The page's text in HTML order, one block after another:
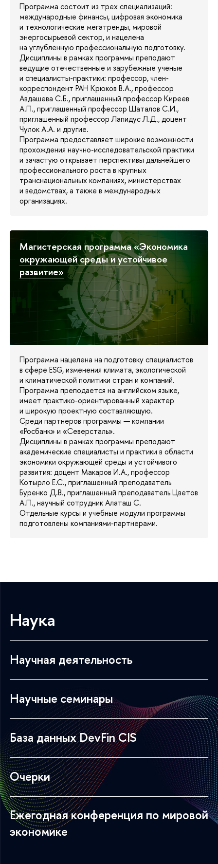
Программа состоит из трех специализаций:
международные финансы, цифровая экономика
и технологические мегатренды, мировой
энергосырьевой сектор, и нацелена
на углубленную профессиональную подготовку.
Дисциплины в рамках программы преподают
ведущие отечественные и зарубежные ученые
и специалисты-практики: профессор, член-
корреспондент РАН Крюков В.А., профессор
Авдашева С.Б., приглашенный профессор Киреев
А.П., приглашенный профессор Шаталов С.И.,
приглашенный профессор Лапидус Л.Д., доцент
Чулок А.А. и другие.
Программа предоставляет широкие возможности
прохождения научно-исследовательской практики
и зачастую открывает перспективы дальнейшего
профессионального роста в крупных
транснациональных компаниях, министерствах
и ведомствах, а также в международных
организациях.
Магистерская программа «Экономика
окружающей среды и устойчивое
развитие»
Программа нацелена на подготовку специалистов
в сфере ESG, изменения климата, экологической
и климатической политики стран и компаний.
Программа преподается на английском языке,
имеет практико-ориентированный характер
и широкую проектную составляющую.
Среди партнеров программы — компании
«Росбанк» и «Северсталь».
Дисциплины в рамках программы преподают
академические специалисты и практики в области
экономики окружающей среды и устойчивого
развития: доцент Макаров И.А., профессор
Котырло Е.С., приглашенный преподаватель
Буренко Д.В., приглашенный преподаватель Цветов
А.П., научный сотрудник Алаташ С.
Отдельные курсы и учебные модули программы
подготовлены компаниями-партнерами.
Наука
Научная деятельность
Научные семинары
База данных DevFin CIS
Очерки
Ежегодная конференция по мировой
экономике